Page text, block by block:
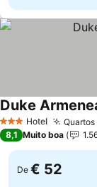
3 EstrelasHotel
Duke
8,1 Muito boa
De € 52